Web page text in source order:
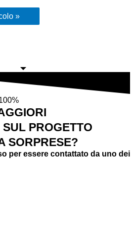
PROGETTO
SORPRESE?
per essere contattato da uno dei